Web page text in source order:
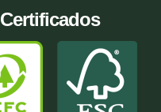
Certificados